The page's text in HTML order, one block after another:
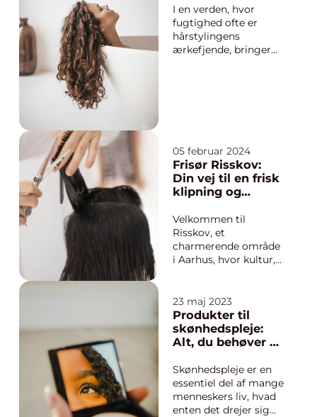
tilbyde en ve...
spray til dit hår
I en verden, hvor
fugtighed ofte er
hårstylingens
ærkefjende, bringer
hår. Denne innovative
hårplejeformular er
designet til at give
dig salon-værdig glat
...
05 februar 2024
Frisør Risskov:
Din vej til en frisk
klipning og
Velkommen til
Risskov, et
charmerende område
i Aarhus, hvor kultur,
i hånd for at skabe et
levende fællesskab.
Blandt disse lokale
tilbud kan du finde en
ikke bare klipper hår,
men tilbyde...
23 maj 2023
Produkter til
skønhedspleje:
Alt, du behøver at
Skønhedspleje er en
essentiel del af mange
menneskers liv, hvad
enten det drejer sig